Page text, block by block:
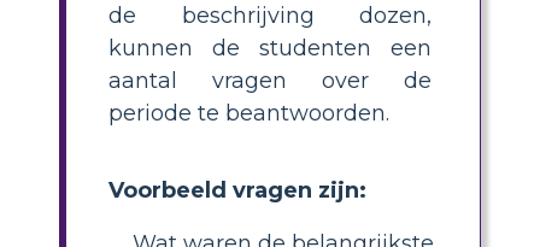
de beschrijving dozen,
kunnen de studenten een
aantal vragen over de
periode te beantwoorden.
Voorbeeld vragen zijn: